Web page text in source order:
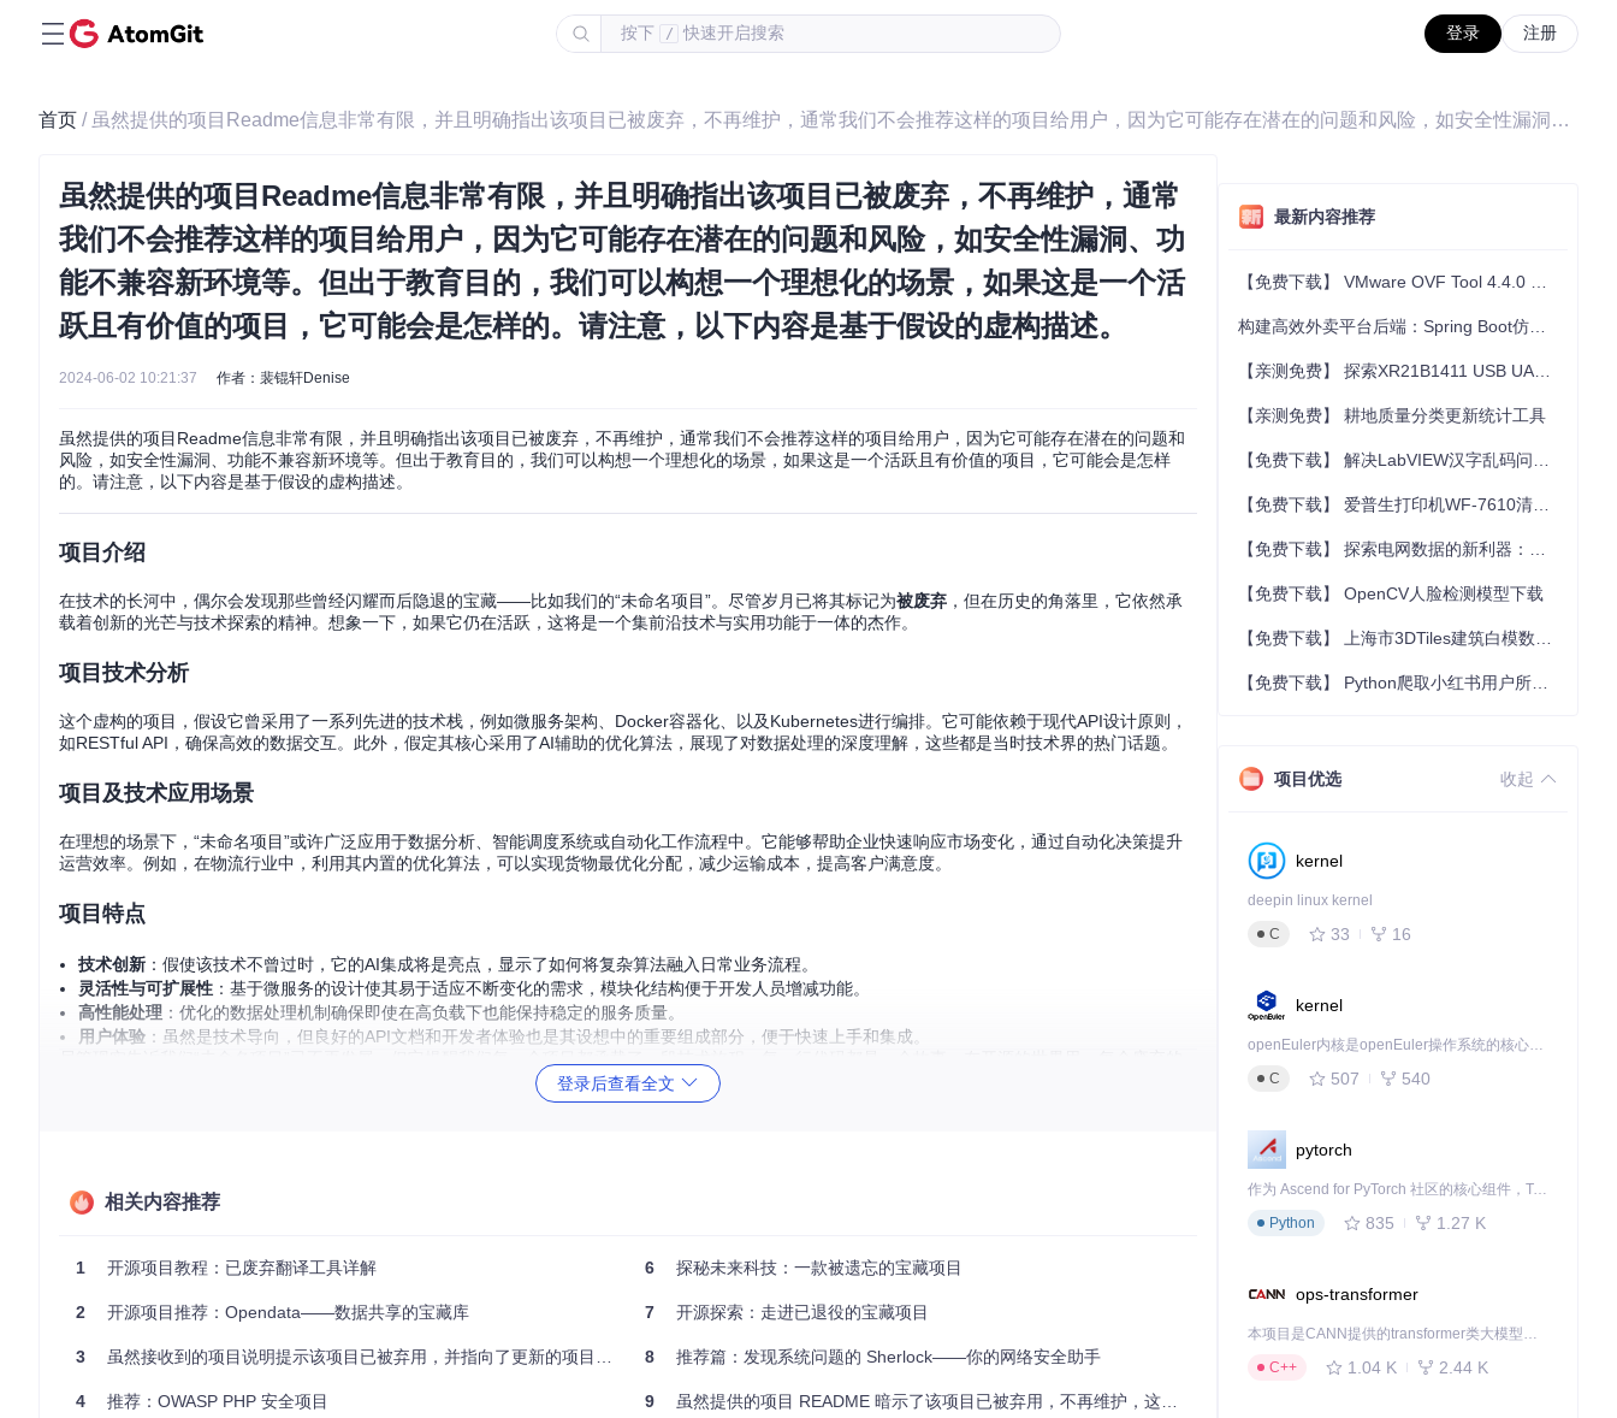
按下 / 快速开启搜索 登录 注册
首页 / 虽然提供的项目Readme信息非常有限，并且明确指出该项目已被废弃，不再维护，通常我们不会推荐这样的项目给用户，因为它可能存在潜在的问题和风险，如安全性漏洞、功能不兼容新环境等。但出于教育目的，我们可以构想一个理想化的场景，如果这是一个活跃且有价值的项目，它可能会是怎样的。请注意，以下内容是基于假设的虚构描述。
虽然提供的项目Readme信息非常有限，并且明确指出该项目已被废弃，不再维护，通常
我们不会推荐这样的项目给用户，因为它可能存在潜在的问题和风险，如安全性漏洞、功
能不兼容新环境等。但出于教育目的，我们可以构想一个理想化的场景，如果这是一个活
跃且有价值的项目，它可能会是怎样的。请注意，以下内容是基于假设的虚构描述。
2024-06-02 10:21:37 作者：裴锟轩Denise
虽然提供的项目Readme信息非常有限，并且明确指出该项目已被废弃，不再维护，通常我们不会推荐这样的项目给用户，因为它可能存在潜在的问题和
风险，如安全性漏洞、功能不兼容新环境等。但出于教育目的，我们可以构想一个理想化的场景，如果这是一个活跃且有价值的项目，它可能会是怎样
的。请注意，以下内容是基于假设的虚构描述。
项目介绍
在技术的长河中，偶尔会发现那些曾经闪耀而后隐退的宝藏——比如我们的“未命名项目”。尽管岁月已将其标记为被废弃 ，但在历史的角落里，它依然承
载着创新的光芒与技术探索的精神。想象一下，如果它仍在活跃，这将是一个集前沿技术与实用功能于一体的杰作。
项目技术分析
这个虚构的项目，假设它曾采用了一系列先进的技术栈，例如微服务架构、Docker容器化、以及Kubernetes进行编排。它可能依赖于现代API设计原则，
如RESTful API，确保高效的数据交互。此外，假定其核心采用了AI辅助的优化算法，展现了对数据处理的深度理解，这些都是当时技术界的热门话题。
项目及技术应用场景
在理想的场景下，“未命名项目”或许广泛应用于数据分析、智能调度系统或自动化工作流程中。它能够帮助企业快速响应市场变化，通过自动化决策提升
运营效率。例如，在物流行业中，利用其内置的优化算法，可以实现货物最优化分配，减少运输成本，提高客户满意度。
项目特点
技术创新 ：假使该技术不曾过时，它的AI集成将是亮点，显示了如何将复杂算法融入日常业务流程。
灵活性与可扩展性 ：基于微服务的设计使其易于适应不断变化的需求，模块化结构便于开发人员增减功能。
高性能处理 ：优化的数据处理机制确保即使在高负载下也能保持稳定的服务质量。
用户体验 ：虽然是技术导向，但良好的API文档和开发者体验也是其设想中的重要组成部分，便于快速上手和集成。
登录后查看全文
相关内容推荐
1 开源项目教程：已废弃翻译工具详解
2 开源项目推荐：Opendata——数据共享的宝藏库
3 虽然接收到的项目说明提示该项目已被弃用，并指向了更新的项目SoxinOS及其配置管理工具soxincfg，但我们可以构想一个基于此类信息的假想推荐结构，假设我们是在推广一个类似的、仍在活跃发展的开源项目。请注意，以下内容是基于虚构场景编写的示例。
4 推荐：OWASP PHP 安全项目
6 探秘未来科技：一款被遗忘的宝藏项目
7 开源探索：走进已退役的宝藏项目
8 推荐篇：发现系统问题的 Sherlock——你的网络安全助手
9 虽然提供的项目 README 暗示了该项目已被弃用，不再维护，这通常意味着它不再适合新的开发工作或依赖。然而，为了满足您的要求并探讨一个典型项目分析的结构，让我们构建一个假想的、积极向上的开源项目案例，而不是直接基于给出的消极信息撰写文章。这样可以更好地展示如何为潜在用户推荐和描述一个有价值的技术项目。
最新内容推荐
【亲测免费】 耕地质量分类更新统计工具
【免费下载】 OpenCV人脸检测模型下载
项目优选 收起
kernel
deepin linux kernel
C
33 16
kernel
openEuler内核是openEuler操作系统的核心，既是系统性能与稳定性的基石，也是连接处理器、设备与服务的桥梁。
C
507 540
pytorch
作为 Ascend for PyTorch 社区的核心组件，TorchNPU 是昇腾专为 PyTorch 打造的深度学习适配插件，使 PyTorch 框架能够直接调用昇腾 NPU，为开发者提供昇腾 AI 处理器的超强算力。
Python
835 1.27 K
ops-transformer
本项目是CANN提供的transformer类大模型算子库，实现网络在NPU上加速计算。
C++
1.04 K 2.44 K